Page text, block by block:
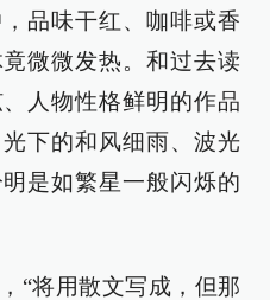
品味干红、咖啡或香
微微发热。和过去读
人物性格鲜明的作品
下的和风细雨、波光
是如繁星一般闪烁的
“将用散文写成，但那